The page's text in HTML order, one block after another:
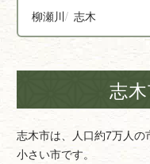
柳瀬川
志木
志
志木市は、人口約7万人
小さい市です。